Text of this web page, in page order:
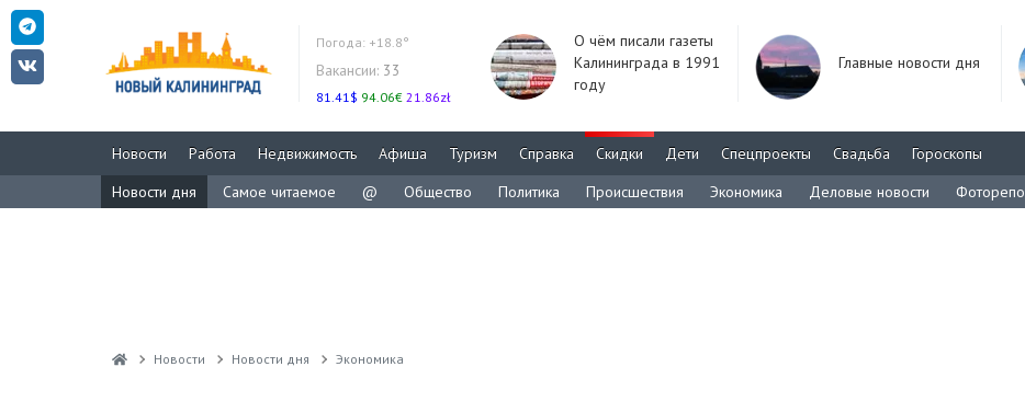
Погода: +18.8°
Вакансии: 33
81.41$ 94.06€ 21.86zł
О чём писали газеты
Калининграда в 1991
году
Главные новости дня
Новости Работа Недвижимость Афиша Туризм Справка Скидки Дети Спецпроекты Свадьба
Гороскопы
Новости дня
Самое читаемое @ Общество Политика Происшествия Экономика Деловые новости
Новости Новости дня Экономика